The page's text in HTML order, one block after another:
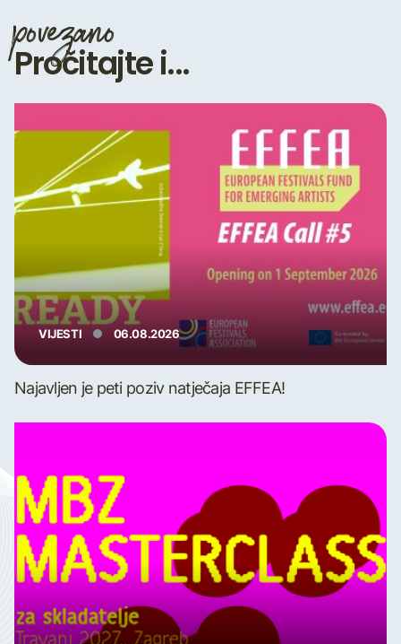
povezano
Pročitajte i...
VIJESTI 06.08.2026
Najavljen je peti poziv natječaja EFFEA!